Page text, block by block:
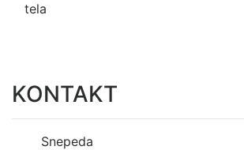
tela
KONTAKT
Snepeda